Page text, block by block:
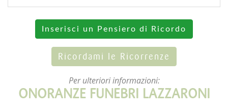
Inserisci un Pensiero di Ricordo
Ricordami le Ricorrenze
Per ulteriori informazioni:
ONORANZE FUNEBRI LAZZARONI